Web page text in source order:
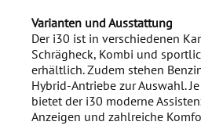
Varianten und Ausstattung
Der i30 ist in verschiedenen
Schrägheck, Kombi und
erhältlich. Zudem stehen
Hybrid-Antriebe zur Auswahl.
bietet der i30 moderne
Anzeigen und zahlreiche